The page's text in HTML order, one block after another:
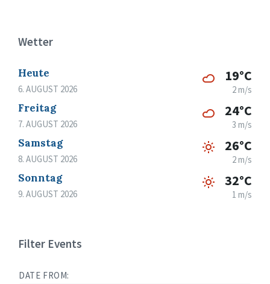
Wetter
Heute
6. AUGUST 2026
19°C
2 m/s
Freitag
7. AUGUST 2026
24°C
3 m/s
Samstag
8. AUGUST 2026
26°C
2 m/s
Sonntag
9. AUGUST 2026
32°C
1 m/s
Filter Events
DATE FROM: